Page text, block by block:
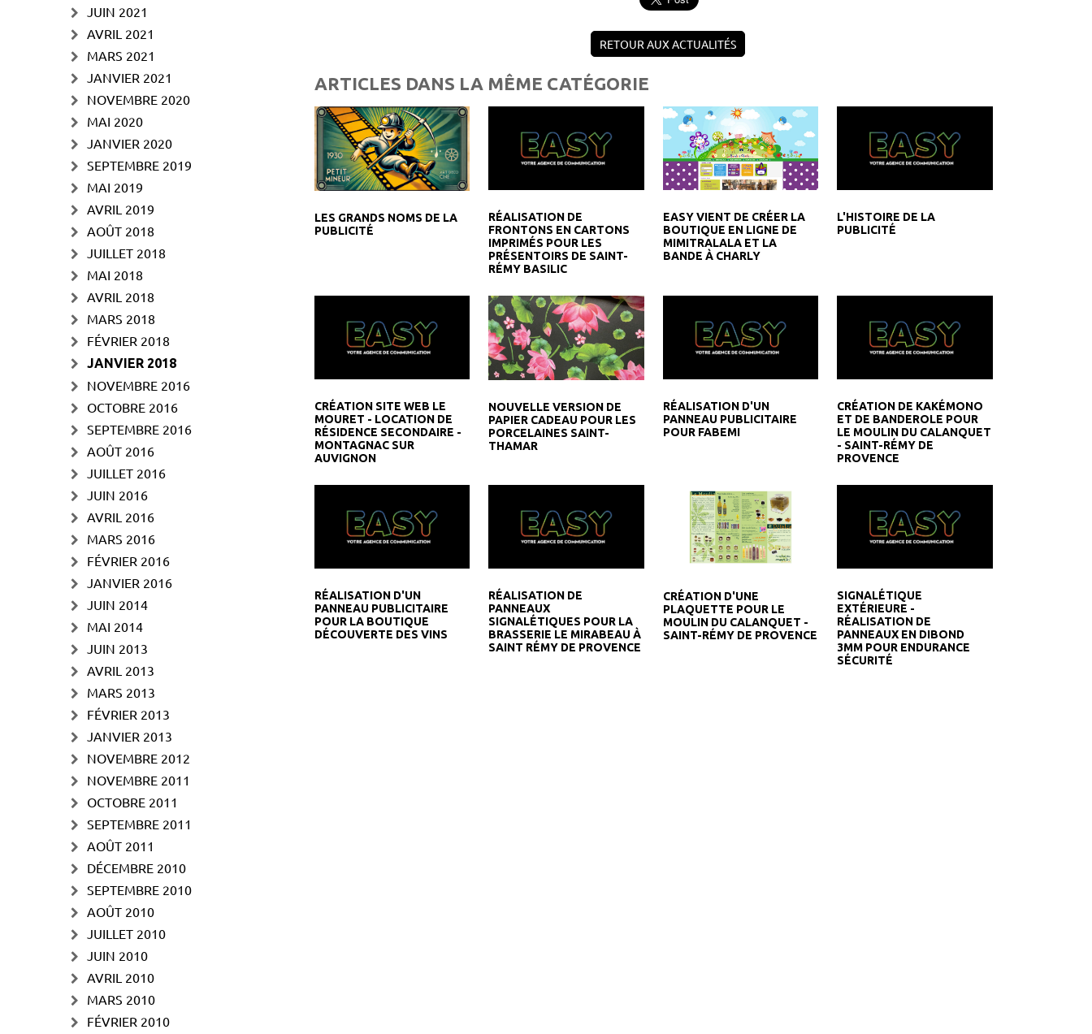
RETOUR AUX ACTUALITÉS
ARTICLES DANS LA MÊME CATÉGORIE
LES GRANDS NOMS DE LA
PUBLICITÉ
RÉALISATION DE
FRONTONS EN CARTONS
IMPRIMÉS POUR LES
PRÉSENTOIRS DE SAINT-
RÉMY BASILIC
EASY VIENT DE CRÉER LA
BOUTIQUE EN LIGNE DE
MIMITRALALA ET LA
BANDE À CHARLY
L'HISTOIRE DE LA
PUBLICITÉ
CRÉATION SITE WEB LE
MOURET - LOCATION DE
RÉSIDENCE SECONDAIRE -
MONTAGNAC SUR
AUVIGNON
NOUVELLE VERSION DE
PAPIER CADEAU POUR LES
PORCELAINES SAINT-
THAMAR
RÉALISATION D'UN
PANNEAU PUBLICITAIRE
POUR FABEMI
CRÉATION DE KAKÉMONO
ET DE BANDEROLE POUR
LE MOULIN DU CALANQUET
- SAINT-RÉMY DE
PROVENCE
RÉALISATION D'UN
PANNEAU PUBLICITAIRE
POUR LA BOUTIQUE
DÉCOUVERTE DES VINS
RÉALISATION DE
PANNEAUX
SIGNALÉTIQUES POUR LA
BRASSERIE LE MIRABEAU À
SAINT RÉMY DE PROVENCE
CRÉATION D'UNE
PLAQUETTE POUR LE
MOULIN DU CALANQUET -
SAINT-RÉMY DE PROVENCE
SIGNALÉTIQUE
EXTÉRIEURE -
RÉALISATION DE
PANNEAUX EN DIBOND
3MM POUR ENDURANCE
SÉCURITÉ
JUIN 2021
AVRIL 2021
MARS 2021
JANVIER 2021
NOVEMBRE 2020
MAI 2020
JANVIER 2020
SEPTEMBRE 2019
MAI 2019
AVRIL 2019
AOÛT 2018
JUILLET 2018
MAI 2018
AVRIL 2018
MARS 2018
FÉVRIER 2018
JANVIER 2018
NOVEMBRE 2016
OCTOBRE 2016
SEPTEMBRE 2016
AOÛT 2016
JUILLET 2016
JUIN 2016
AVRIL 2016
MARS 2016
FÉVRIER 2016
JANVIER 2016
JUIN 2014
MAI 2014
JUIN 2013
AVRIL 2013
MARS 2013
FÉVRIER 2013
JANVIER 2013
NOVEMBRE 2012
NOVEMBRE 2011
OCTOBRE 2011
SEPTEMBRE 2011
AOÛT 2011
DÉCEMBRE 2010
SEPTEMBRE 2010
AOÛT 2010
JUILLET 2010
JUIN 2010
AVRIL 2010
MARS 2010
FÉVRIER 2010